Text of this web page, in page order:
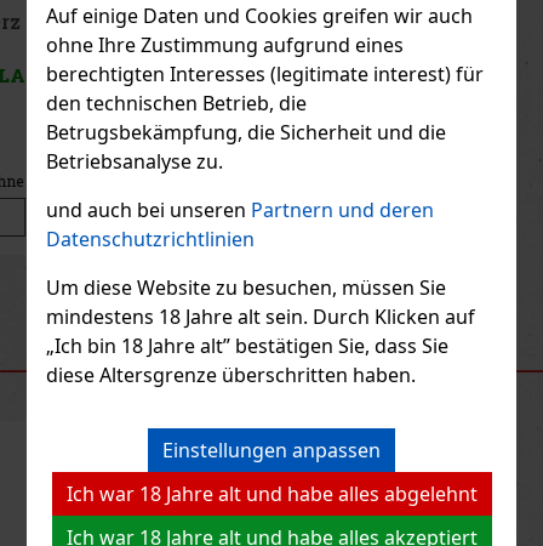
Auf einige Daten und Cookies greifen wir auch
ohne Ihre Zustimmung aufgrund eines
berechtigten Interesses (legitimate interest) für
den technischen Betrieb, die
Betrugsbekämpfung, die Sicherheit und die
Betriebsanalyse zu.
und auch bei unseren Partnern und deren
Datenschutzrichtlinien
Um diese Website zu besuchen, müssen Sie
mindestens 18 Jahre alt sein. Durch Klicken auf
„Ich bin 18 Jahre alt” bestätigen Sie, dass Sie
diese Altersgrenze überschritten haben.
Einstellungen anpassen
Ich war 18 Jahre alt und habe alles abgelehnt
Ich war 18 Jahre alt und habe alles akzeptiert
Peelerz Gummy White Peach 65g
AUF LAGER(> 5 st)
1.33
Bestellen
PreviousNext
EMPFOHLENE PRODUKTE
Aktion